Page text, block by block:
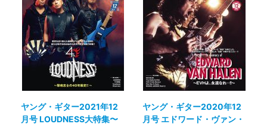
ヤング・ギター2021年12
月号 LOUDNESS大特集〜
ヤング・ギター2020年12
月号 エドワード・ヴァン・